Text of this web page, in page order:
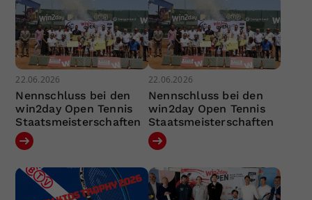
22.06.2026
Nennschluss bei den
win2day Open Tennis
Staatsmeisterschaften
22.06.2026
Nennschluss bei den
win2day Open Tennis
Staatsmeisterschaften